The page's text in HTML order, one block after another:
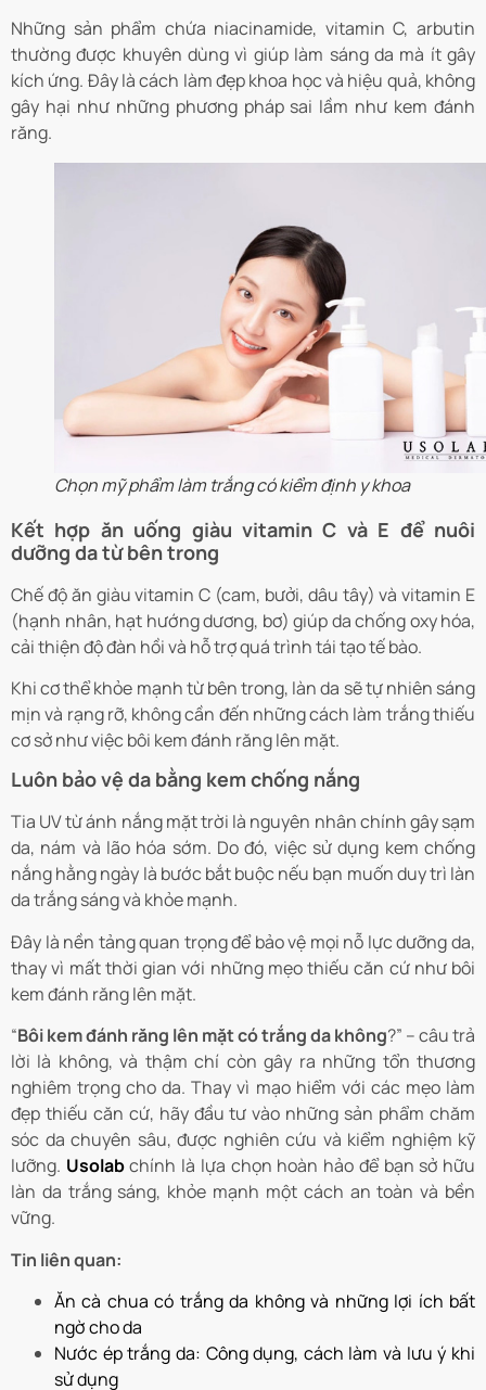
Những sản phẩm chứa niacinamide, vitamin C, arbutin
thường được khuyên dùng vì giúp làm sáng da mà ít gây
kích ứng. Đây là cách làm đẹp khoa học và hiệu quả, không
gây hại như những phương pháp sai lầm như kem đánh
răng.
Chọn mỹ phẩm làm trắng có kiểm định y khoa
Kết hợp ăn uống giàu vitamin C và E để nuôi
dưỡng da từ bên trong
Chế độ ăn giàu vitamin C (cam, bưởi, dâu tây) và vitamin E
(hạnh nhân, hạt hướng dương, bơ) giúp da chống oxy hóa,
cải thiện độ đàn hồi và hỗ trợ quá trình tái tạo tế bào.
Khi cơ thể khỏe mạnh từ bên trong, làn da sẽ tự nhiên sáng
mịn và rạng rỡ, không cần đến những cách làm trắng thiếu
cơ sở như việc bôi kem đánh răng lên mặt.
Luôn bảo vệ da bằng kem chống nắng
Tia UV từ ánh nắng mặt trời là nguyên nhân chính gây sạm
da, nám và lão hóa sớm. Do đó, việc sử dụng kem chống
nắng hằng ngày là bước bắt buộc nếu bạn muốn duy trì làn
da trắng sáng và khỏe mạnh.
Đây là nền tảng quan trọng để bảo vệ mọi nỗ lực dưỡng da,
thay vì mất thời gian với những mẹo thiếu căn cứ như bôi
kem đánh răng lên mặt.
“Bôi kem đánh răng lên mặt có trắng da không?” – câu trả
lời là không, và thậm chí còn gây ra những tổn thương
nghiêm trọng cho da. Thay vì mạo hiểm với các mẹo làm
đẹp thiếu căn cứ, hãy đầu tư vào những sản phẩm chăm
sóc da chuyên sâu, được nghiên cứu và kiểm nghiệm kỹ
lưỡng. Usolabchính là lựa chọn hoàn hảo để bạn sở hữu
làn da trắng sáng, khỏe mạnh một cách an toàn và bền
vững.
Tin liên quan:
Ăn cà chua có trắng da không và những lợi ích bất
ngờ cho da
Nước ép trắng da: Công dụng, cách làm và lưu ý khi
sử dụng